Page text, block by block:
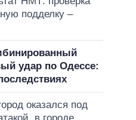
подделку –
удар по Одессе:
оказался под